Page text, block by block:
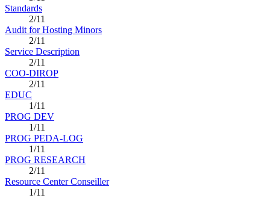
Standards
2/11
Audit for Hosting Minors
2/11
Service Description
2/11
COO-DIROP
2/11
EDUC
1/11
PROG DEV
1/11
PROG PEDA-LOG
1/11
PROG RESEARCH
2/11
Resource Center Conseiller
1/11